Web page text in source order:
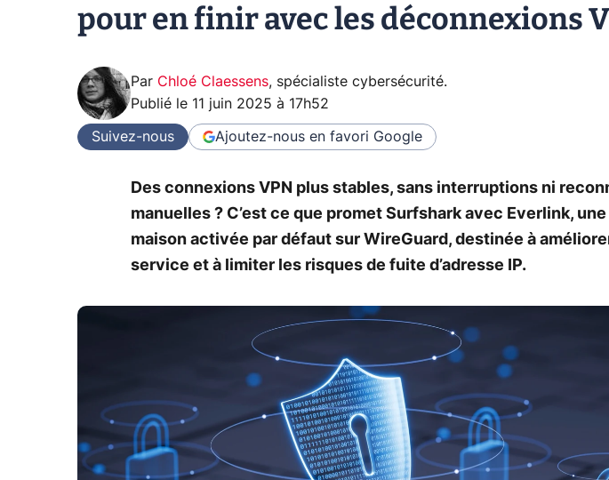
pour en finir avec les déconnexions
Par Chloé Claessens, spécialiste cybersécurité.
Publié le 11 juin 2025 à 17h52
Suivez-nous Ajoutez-nous en favori Google
Des connexions VPN plus stables, sans interruptions ni
manuelles ? C’est ce que promet Surfshark avec Everlink,
maison activée par défaut sur WireGuard, destinée à
service et à limiter les risques de fuite d’adresse IP.